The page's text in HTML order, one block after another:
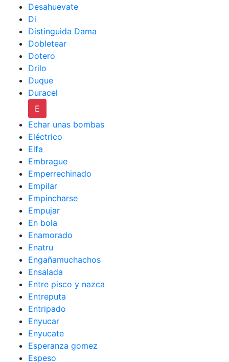
Desahuevate
Di
Distinguida Dama
Dobletear
Dotero
Drilo
Duque
Duracel
E
Echar unas bombas
Eléctrico
Elfa
Embrague
Emperrechinado
Empilar
Empincharse
Empujar
En bola
Enamorado
Enatru
Engañamuchachos
Ensalada
Entre pisco y nazca
Entreputa
Entripado
Enyucar
Enyucate
Esperanza gomez
Espeso